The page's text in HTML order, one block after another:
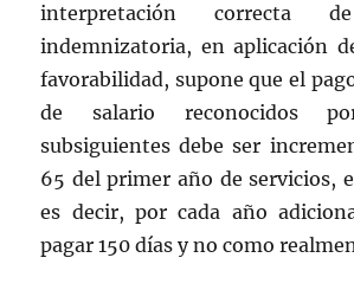
interpretación correcta
indemnizatoria, en aplicación
favorabilidad, supone que el
de salario reconocidos
subsiguientes debe ser
65 del primer año de servicios,
es decir, por cada año
pagar 150 días y no como